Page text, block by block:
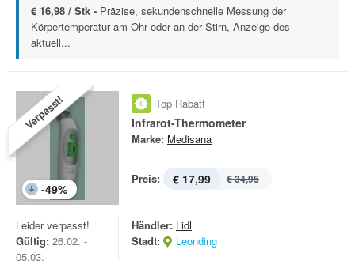
€ 16,98 / Stk - Präzise, sekundenschnelle Messung der
Körpertemperatur am Ohr oder an der Stirn, Anzeige des
aktuell...
Verpasst!
-49%
Top Rabatt
Infrarot-Thermometer
Marke: Medisana
Preis: € 17,99 € 34,95
Leider verpasst!
Gültig: 26.02. -
05.03.
Händler: Lidl
Stadt:
Leonding